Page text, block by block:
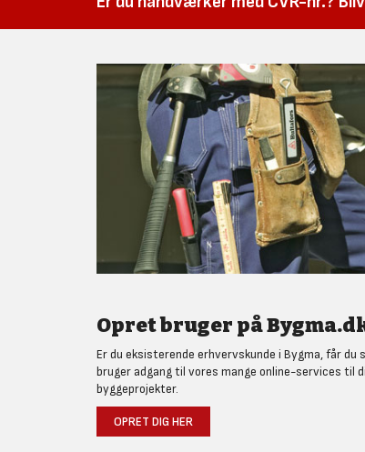
Opret bruger på
Er du eksisterende erhvervskunde i Bygma, får du
bruger adgang til vores mange online-services til
byggeprojekter.
OPRET DIG HER